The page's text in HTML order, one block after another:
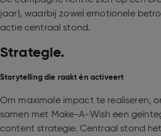
jaar), waarbij zowel emotionele
actie centraal stond.
Strategie.
Storytelling die raakt én activeert
Om maximale impact te realiseren,
samen met Make-A-Wish een
content strategie. Centraal stond